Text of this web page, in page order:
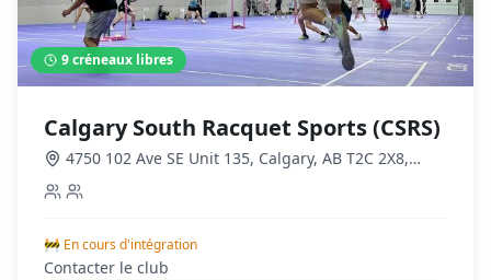
9créneaux libres
Calgary South Racquet Sports (CSRS)
4750 102 Ave SE Unit 135, Calgary, AB T2C 2X8,
Canada
🚧 En cours d'intégration
Contacter le club